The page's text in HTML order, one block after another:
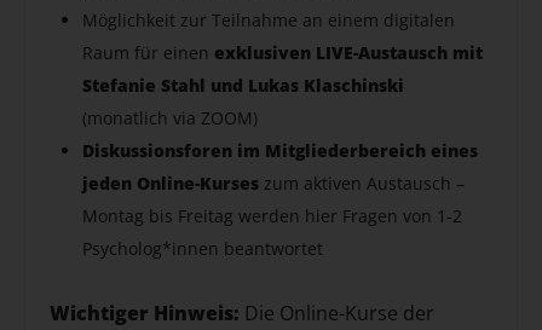
Möglichkeit zur Teilnahme an einem digitalen
Raum für einen exklusiven LIVE-Austausch mit
Stefanie Stahl und Lukas Klaschinski
(monatlich via ZOOM)
Diskussionsforen im Mitgliederbereich eines
jeden Online-Kurses zum aktiven Austausch –
Montag bis Freitag werden hier Fragen von 1-2
Psycholog*innen beantwortet
Wichtiger Hinweis: Die Online-Kurse der